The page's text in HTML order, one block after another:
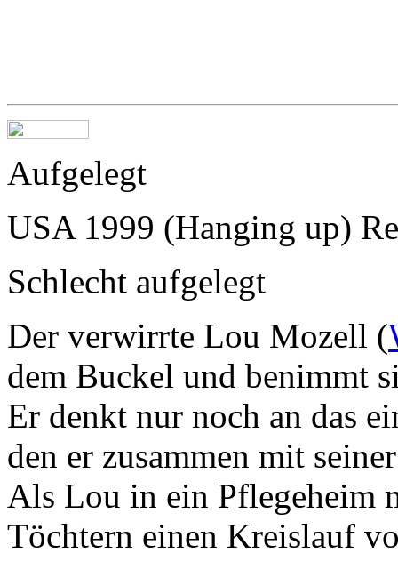
Aufgelegt
USA 1999 (Hanging up)
Schlecht aufgelegt
Der verwirrte Lou Mozell (
dem Buckel und benimmt
Er denkt nur noch an das
den er zusammen mit
Als Lou in ein Pflegeheim
Töchtern einen Kreislauf